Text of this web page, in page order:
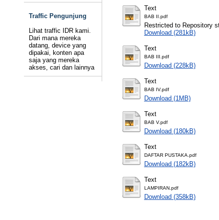
Traffic Pengunjung
Lihat traffic IDR kami.
Dari mana mereka
datang, device yang
dipakai, konten apa
saja yang mereka
akses, cari dan lainnya
Text
BAB II.pdf
Restricted to Repository
Download (281kB)
Text
BAB III.pdf
Download (228kB)
Text
BAB IV.pdf
Download (1MB)
Text
BAB V.pdf
Download (180kB)
Text
DAFTAR PUSTAKA.pdf
Download (182kB)
Text
LAMPIRAN.pdf
Download (358kB)